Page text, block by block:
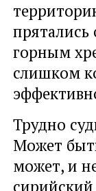
горным
слишком
Трудно
Может
может, и